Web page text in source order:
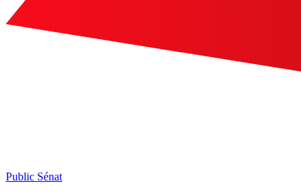
Public Sénat